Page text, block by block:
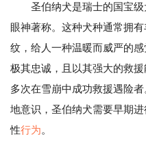
圣伯纳犬是瑞士的国宝
眼神著称。这种犬种通常拥
纹，给人一种温暖而威严的
极其忠诚，且以其强大的救
多次在雪崩中成功救援遇险
地意识，圣伯纳犬需要早期
性行为。